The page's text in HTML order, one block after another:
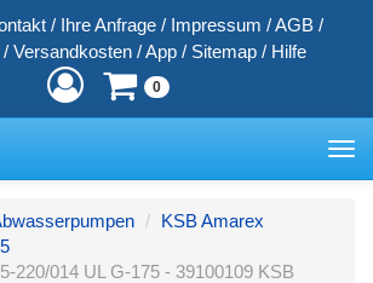
/ Ihre Anfrage / Impressum / AGB /
/ Versandkosten / App / Sitemap / Hilfe
0
KSB Amarex
220/014 UL G-175 - 39100109 KSB